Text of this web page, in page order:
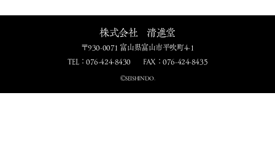
株式会社 清進堂
〒930-0071 富山県富山市平吹町4-1
TEL：076-424-8430
FAX：076-424-8435
ⒸSEISHINDO.